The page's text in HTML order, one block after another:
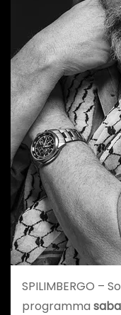
SPILIMBERGO –
programma